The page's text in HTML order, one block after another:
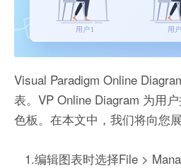
Visual Paradigm Online
表。VP Online Diagram 为用
色板。在本文中，我们将向您
1.编辑图表时选择File >